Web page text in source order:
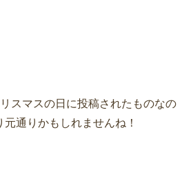
スマスの日に投稿されたものなの
通りかもしれませんね！